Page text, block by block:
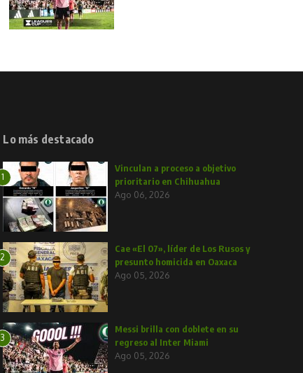
Lo más destacado
1
Vinculan a proceso a objetivo
prioritario en Chihuahua
Ago 06, 2026
2
Cae «El 07», líder de Los Rusos y
presunto homicida en Oaxaca
Ago 05, 2026
3
Messi brilla con doblete en su
regreso al Inter Miami
Ago 05, 2026